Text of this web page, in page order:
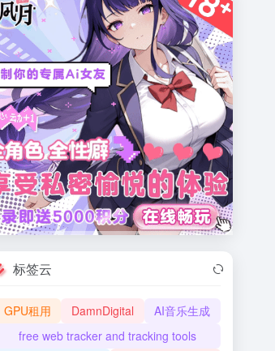
标签云
GPU租用 DamnDigital
AI音乐生成
free web tracker and tracking tools